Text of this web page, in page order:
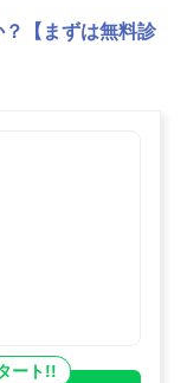
【まずは無料診